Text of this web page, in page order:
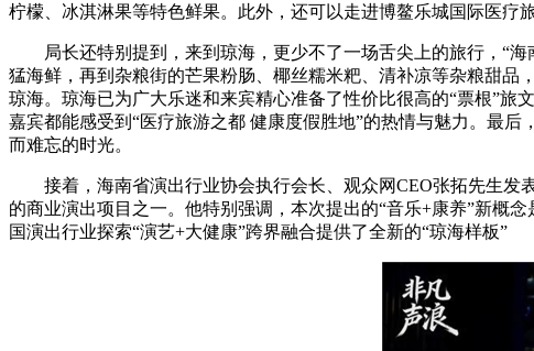
柠檬、冰淇淋果等特色鲜果。此外，还可以走进博鳌乐城国际医疗
局长还特别提到，来到琼海，更少不了一场舌尖上的旅行，“海
猛海鲜，再到杂粮街的芒果粉肠、椰丝糯米粑、清补凉等杂粮甜
琼海。琼海已为广大乐迷和来宾精心准备了性价比很高的“票根”旅
嘉宾都能感受到“医疗旅游之都 健康度假胜地”的热情与魅力。最
而难忘的时光。
接着，海南省演出行业协会执行会长、观众网CEO张拓先生发
的商业演出项目之一。他特别强调，本次提出的“音乐+康养”新概
国演出行业探索“演艺+大健康”跨界融合提供了全新的“琼海样板”